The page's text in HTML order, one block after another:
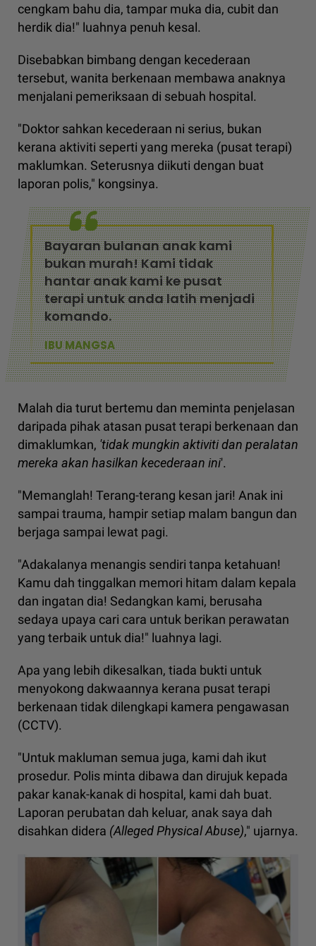
cengkam bahu dia, tampar muka dia, cubit dan
herdik dia!" luahnya penuh kesal.
Disebabkan bimbang dengan kecederaan
tersebut, wanita berkenaan membawa anaknya
menjalani pemeriksaan di sebuah hospital.
"Doktor sahkan kecederaan ni serius, bukan
kerana aktiviti seperti yang mereka (pusat terapi)
maklumkan. Seterusnya diikuti dengan buat
laporan polis," kongsinya.
Bayaran bulanan anak kami
bukan murah! Kami tidak
hantar anak kami ke pusat
terapi untuk anda latih menjadi
komando.
IBU MANGSA
Malah dia turut bertemu dan meminta penjelasan
daripada pihak atasan pusat terapi berkenaan dan
dimaklumkan, 'tidak mungkin aktiviti dan peralatan
mereka akan hasilkan kecederaan ini'.
"Memanglah! Terang-terang kesan jari! Anak ini
sampai trauma, hampir setiap malam bangun dan
berjaga sampai lewat pagi.
"Adakalanya menangis sendiri tanpa ketahuan!
Kamu dah tinggalkan memori hitam dalam kepala
dan ingatan dia! Sedangkan kami, berusaha
sedaya upaya cari cara untuk berikan perawatan
yang terbaik untuk dia!" luahnya lagi.
Apa yang lebih dikesalkan, tiada bukti untuk
menyokong dakwaannya kerana pusat terapi
berkenaan tidak dilengkapi kamera pengawasan
(CCTV).
"Untuk makluman semua juga, kami dah ikut
prosedur. Polis minta dibawa dan dirujuk kepada
pakar kanak-kanak di hospital, kami dah buat.
Laporan perubatan dah keluar, anak saya dah
disahkan didera (Alleged Physical Abuse)," ujarnya.